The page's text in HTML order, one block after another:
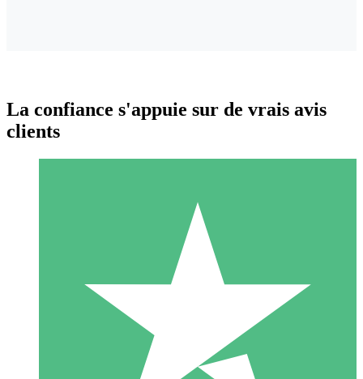
Packs de Crédits Individuels
Payez à l'utilisation avec des crédits de téléchargement. Sans
1 Téléchargement
10 00
La confiance s'appuie sur de vrais avis
clients